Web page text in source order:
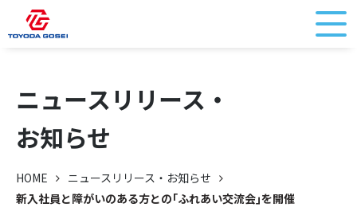
ニュースリリース・
お知らせ
HOME
ニュースリリース・お知らせ
新入社員と障がいのある方との｢ふれあい交流会｣を開催